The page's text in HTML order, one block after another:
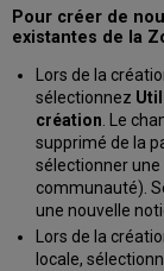
Pour créer de
existantes de la
Lors de la
sélectionnez
création . Le
supprimé de la
sélectionner une
communauté).
une nouvelle
Lors de la
locale,